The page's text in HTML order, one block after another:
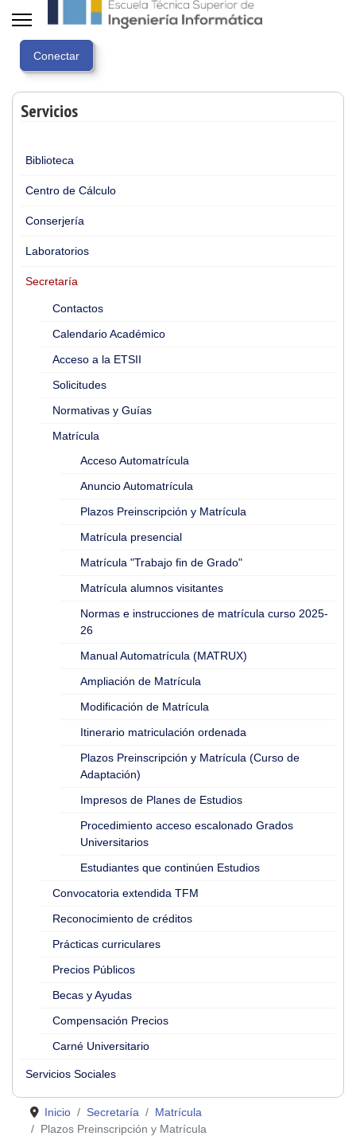
Servicios
Biblioteca
Centro de Cálculo
Conserjería
Laboratorios
Secretaría
Contactos
Calendario Académico
Acceso a la ETSII
Solicitudes
Normativas y Guías
Matrícula
Acceso Automatrícula
Anuncio Automatrícula
Plazos Preinscripción y Matrícula
Matrícula presencial
Matrícula "Trabajo fin de Grado"
Matrícula alumnos visitantes
Normas e instrucciones de matrícula curso 2025-
26
Manual Automatrícula (MATRUX)
Ampliación de Matrícula
Modificación de Matrícula
Itinerario matriculación ordenada
Plazos Preinscripción y Matrícula (Curso de
Adaptación)
Impresos de Planes de Estudios
Procedimiento acceso escalonado Grados
Universitarios
Estudiantes que continúen Estudios
Convocatoria extendida TFM
Reconocimiento de créditos
Prácticas curriculares
Precios Públicos
Becas y Ayudas
Compensación Precios
Carné Universitario
Servicios Sociales
Inicio Secretaría
Matrícula
Plazos Preinscripción y Matrícula